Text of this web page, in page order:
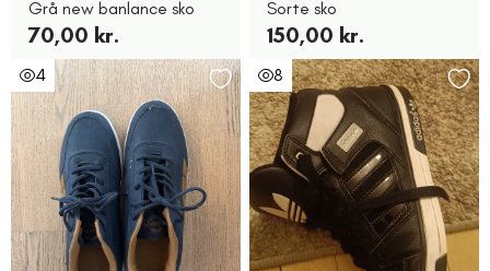
Grå new banlance sko
70,00 kr.
Sorte sko
150,00 kr.
4 8